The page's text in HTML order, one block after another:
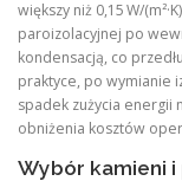
większy niż 0,15 W/
paroizolacyjnej po
kondensacją, co
praktyce, po wymianie
spadek zużycia energii
obniżenia kosztów
Wybór kamieni i